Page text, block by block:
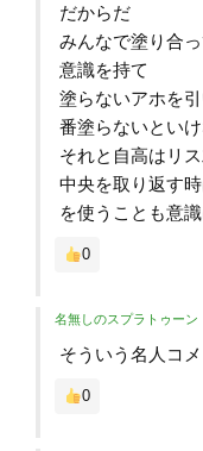
だからだ
みんなで塗り合
意識を持て
塗らないアホを
番塗らないとい
それと自高はリ
中央を取り返す
を使うことも意
0
名無しのスプラトゥーン
そういう名人コ
0